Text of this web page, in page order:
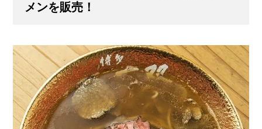
メンを販売！